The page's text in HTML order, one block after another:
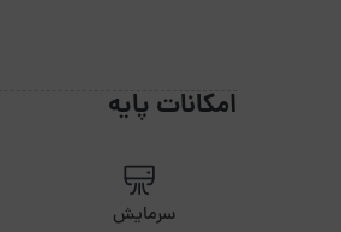
امکانات پایه
سرمایش